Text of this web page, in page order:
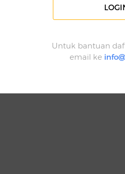
Untuk bantuan
email ke